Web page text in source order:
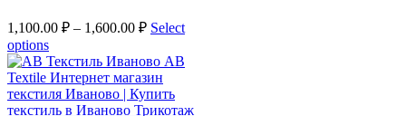
1,100.00 ₽ – 1,600.00 ₽ Select
options